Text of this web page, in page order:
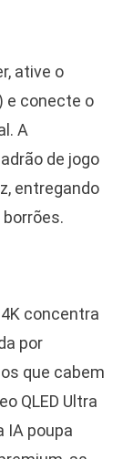
ative o
e conecte o
A
de jogo
entregando
concentra
por
que cabem
QLED Ultra
IA poupa